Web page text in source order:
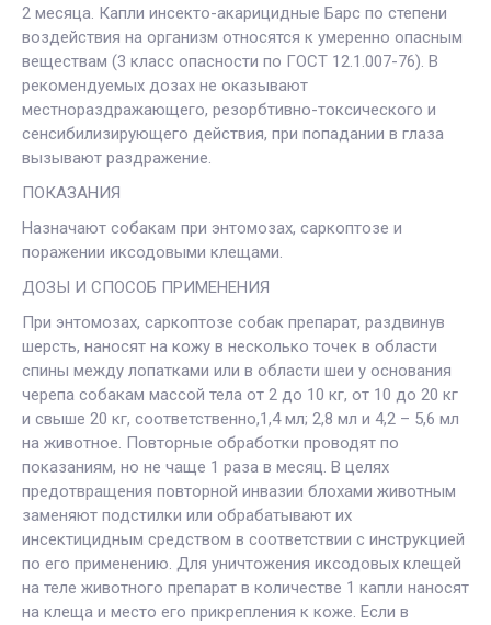
2 месяца. Капли инсекто-акарицидные Барс по степени
воздействия на организм относятся к умеренно опасным
веществам (3 класс опасности по ГОСТ 12.1.007-76). В
рекомендуемых дозах не оказывают
местнораздражающего, резорбтивно-токсического и
сенсибилизирующего действия, при попадании в глаза
вызывают раздражение.
ПОКАЗАНИЯ
Назначают собакам при энтомозах, саркоптозе и
поражении иксодовыми клещами.
ДОЗЫ И СПОСОБ ПРИМЕНЕНИЯ
При энтомозах, саркоптозе собак препарат, раздвинув
шерсть, наносят на кожу в несколько точек в области
спины между лопатками или в области шеи у основания
черепа собакам массой тела от 2 до 10 кг, от 10 до 20 кг
и свыше 20 кг, соответственно,1,4 мл; 2,8 мл и 4,2 – 5,6 мл
на животное. Повторные обработки проводят по
показаниям, но не чаще 1 раза в месяц. В целях
предотвращения повторной инвазии блохами животным
заменяют подстилки или обрабатывают их
инсектицидным средством в соответствии с инструкцией
по его применению. Для уничтожения иксодовых клещей
на теле животного препарат в количестве 1 капли наносят
на клеща и место его прикрепления к коже. Если в